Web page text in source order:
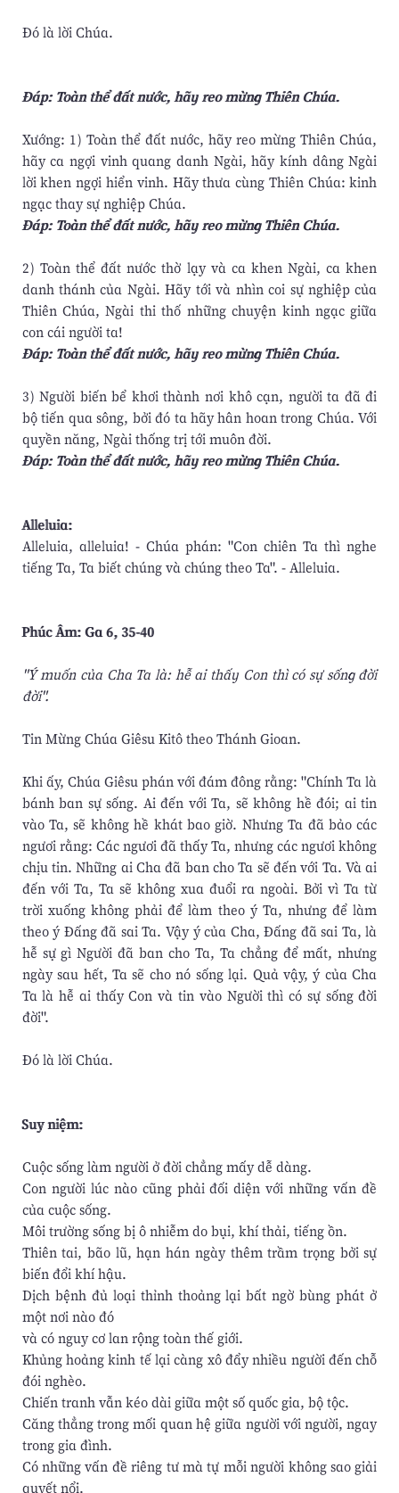
Ðó là lời Chúa.
Ðáp: Toàn thể đất nước, hãy reo mừng Thiên Chúa.
Xướng: 1) Toàn thể đất nước, hãy reo mừng Thiên Chúa,
hãy ca ngợi vinh quang danh Ngài, hãy kính dâng Ngài
lời khen ngợi hiển vinh. Hãy thưa cùng Thiên Chúa: kinh
ngạc thay sự nghiệp Chúa.
Ðáp: Toàn thể đất nước, hãy reo mừng Thiên Chúa.
2) Toàn thể đất nước thờ lạy và ca khen Ngài, ca khen
danh thánh của Ngài. Hãy tới và nhìn coi sự nghiệp của
Thiên Chúa, Ngài thi thố những chuyện kinh ngạc giữa
con cái người ta!
Ðáp: Toàn thể đất nước, hãy reo mừng Thiên Chúa.
3) Người biến bể khơi thành nơi khô cạn, người ta đã đi
bộ tiến qua sông, bởi đó ta hãy hân hoan trong Chúa. Với
quyền năng, Ngài thống trị tới muôn đời.
Ðáp: Toàn thể đất nước, hãy reo mừng Thiên Chúa.
Alleluia:
Alleluia, alleluia! - Chúa phán: "Con chiên Ta thì nghe
tiếng Ta, Ta biết chúng và chúng theo Ta". - Alleluia.
Phúc Âm: Ga 6, 35-40
"Ý muốn của Cha Ta là: hễ ai thấy Con thì có sự sống đời
đời".
Tin Mừng Chúa Giêsu Kitô theo Thánh Gioan.
Khi ấy, Chúa Giêsu phán với đám đông rằng: "Chính Ta là
bánh ban sự sống. Ai đến với Ta, sẽ không hề đói; ai tin
vào Ta, sẽ không hề khát bao giờ. Nhưng Ta đã bảo các
ngươi rằng: Các ngươi đã thấy Ta, nhưng các ngươi không
chịu tin. Những ai Cha đã ban cho Ta sẽ đến với Ta. Và ai
đến với Ta, Ta sẽ không xua đuổi ra ngoài. Bởi vì Ta từ
trời xuống không phải để làm theo ý Ta, nhưng để làm
theo ý Ðấng đã sai Ta. Vậy ý của Cha, Ðấng đã sai Ta, là
hễ sự gì Người đã ban cho Ta, Ta chẳng để mất, nhưng
ngày sau hết, Ta sẽ cho nó sống lại. Quả vậy, ý của Cha
Ta là hễ ai thấy Con và tin vào Người thì có sự sống đời
đời".
Ðó là lời Chúa.
Suy niệm:
Cuộc sống làm người ở đời chẳng mấy dễ dàng.
Con người lúc nào cũng phải đối diện với những vấn đề
của cuộc sống.
Môi trường sống bị ô nhiễm do bụi, khí thải, tiếng ồn.
Thiên tai, bão lũ, hạn hán ngày thêm trầm trọng bởi sự
biến đổi khí hậu.
Dịch bệnh đủ loại thỉnh thoảng lại bất ngờ bùng phát ở
một nơi nào đó
và có nguy cơ lan rộng toàn thế giới.
Khủng hoảng kinh tế lại càng xô đẩy nhiều người đến chỗ
đói nghèo.
Chiến tranh vẫn kéo dài giữa một số quốc gia, bộ tộc.
Căng thẳng trong mối quan hệ giữa người với người, ngay
trong gia đình.
Có những vấn đề riêng tư mà tự mỗi người không sao giải
quyết nổi.